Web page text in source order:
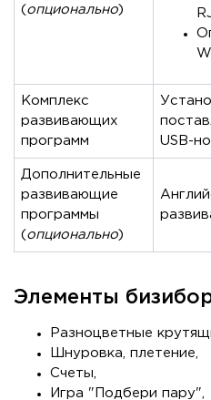
(опционально)
Комплекс
развивающих
программ
USB-
Дополнительные
развивающие
программы
(опционально)
Элементы
Разноцветные
Шнуровка, плетение,
Счеты,
Игра "Подбери пару",